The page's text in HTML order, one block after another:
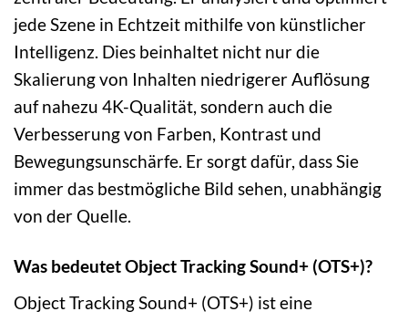
jede Szene in Echtzeit mithilfe von künstlicher
Intelligenz. Dies beinhaltet nicht nur die
Skalierung von Inhalten niedrigerer Auflösung
auf nahezu 4K-Qualität, sondern auch die
Verbesserung von Farben, Kontrast und
Bewegungsunschärfe. Er sorgt dafür, dass Sie
immer das bestmögliche Bild sehen, unabhängig
von der Quelle.
Was bedeutet Object Tracking Sound+ (OTS+)?
Object Tracking Sound+ (OTS+) ist eine